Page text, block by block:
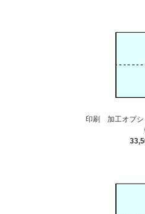
印刷 加工オプ